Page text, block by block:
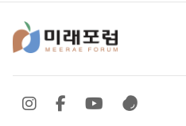
SNS 바로가기
SNS 바로가기SNS 바로가기